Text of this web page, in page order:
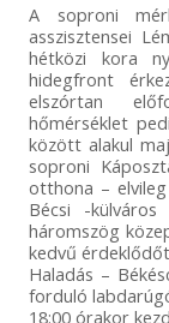
A soproni
asszisztensei
hétközi kora
hidegfront
elszórtan
hőmérséklet
között alakul
soproni
otthona –
Bécsi -
háromszög
kedvű
Haladás –
forduló
18:00 órakor